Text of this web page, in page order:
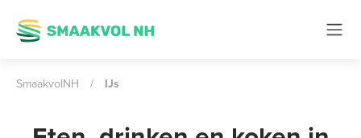
SmaakvolNH / IJs